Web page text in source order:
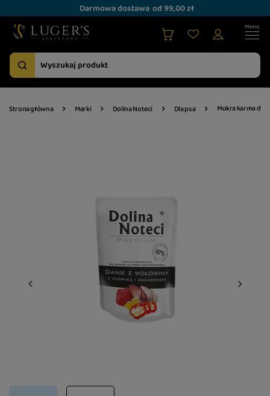
Darmowa dostawa od 99,00 zł
Strona główna Marki Dolina Noteci Dla psa Mokra karma dla